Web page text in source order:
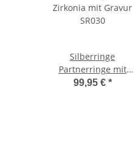
Silberringe
Partnerringe mit
Zirkonia mit Gravur
99,95 € *